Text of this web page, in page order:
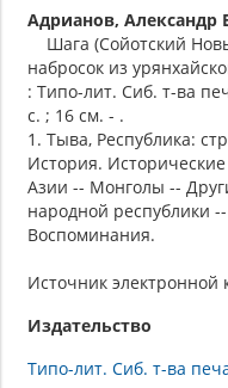
Адрианов, Александр
Шага (Сойотский
набросок из
: Типо-лит. Сиб. т-ва
с. ; 16 см. - .
1. Тыва, Республика:
История.
Азии -- Монголы --
народной республики
Воспоминания.
Источник электронной
Издательство
Типо-лит. Сиб. т-ва